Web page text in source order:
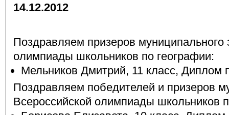
14.12.2012
Поздравляем призеров муниципального
олимпиады школьников по географии:
Мельников Дмитрий, 11 класс, Диплом
Поздравляем победителей и призеров
Всероссийской олимпиады школьников